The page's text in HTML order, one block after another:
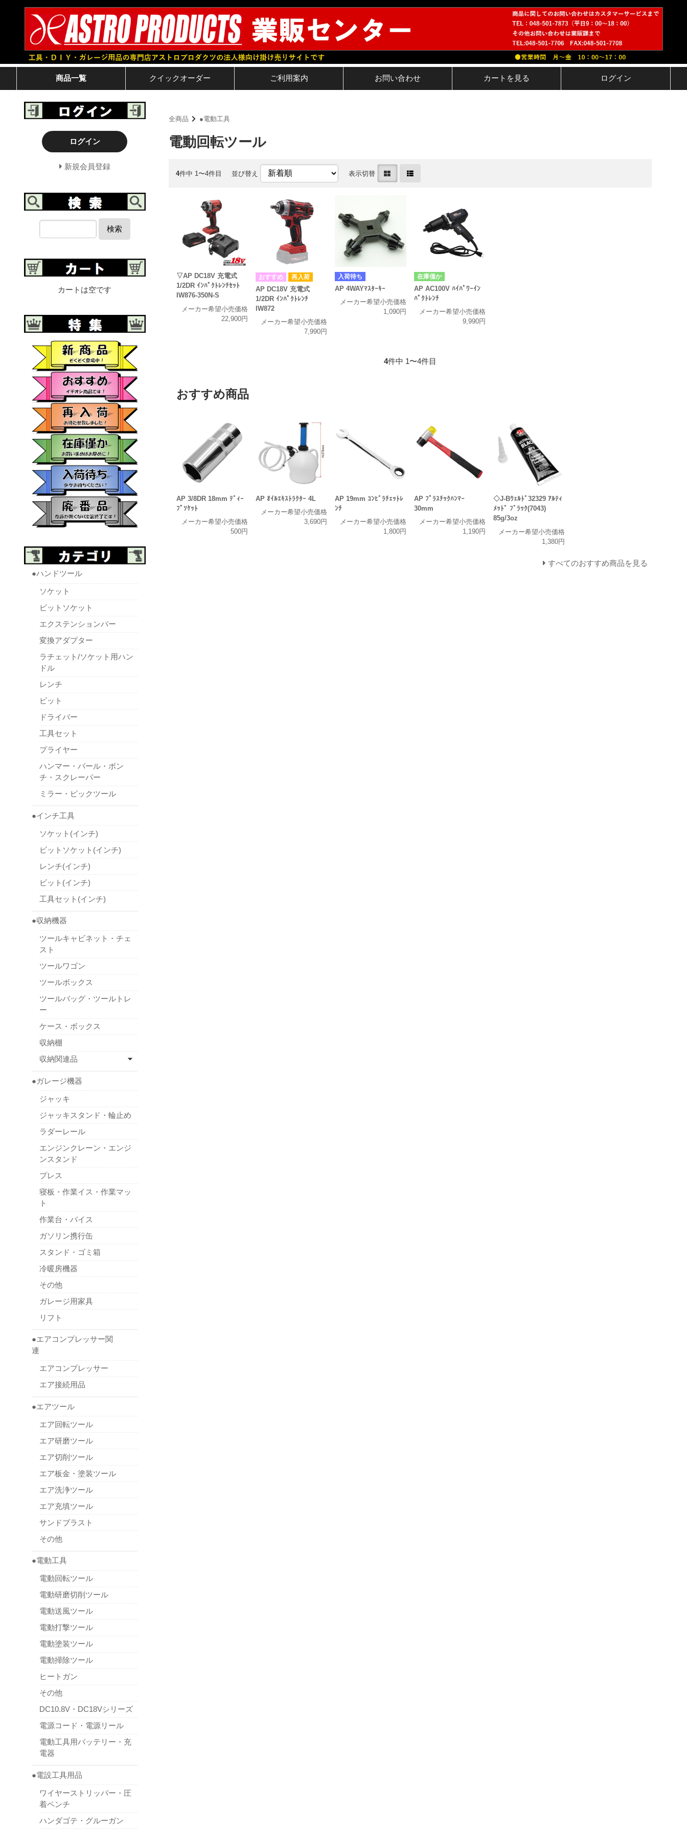
商品一覧 クイックオーダー ご利用案内 お問い合わせ カートを見る ログイン
全商品 ●電動工具
電動回転ツール
4件中 1〜4件目 並び替え 表示切替
▽AP DC18V 充電式
1/2DR ｲﾝﾊﾟｸﾄﾚﾝﾁｾｯﾄ
IW876-350N-S
メーカー希望小売価格
22,900円
再入荷
AP DC18V 充電式
1/2DR ｲﾝﾊﾟｸﾄﾚﾝﾁ
IW872
メーカー希望小売価格
7,990円
入荷待ち
AP 4WAYﾏｽﾀｰｷｰ
メーカー希望小売価格
1,090円
在庫僅か
AP AC100V ﾊｲﾊﾟﾜｰｲﾝ
ﾊﾟｸﾄﾚﾝﾁ
メーカー希望小売価格
9,990円
4件中 1〜4件目
おすすめ商品
AP 3/8DR 18mm ﾃﾞｨｰ
ﾌﾟｿｹｯﾄ
メーカー希望小売価格
500円
AP ｵｲﾙｴｷｽﾄﾗｸﾀｰ 4L
メーカー希望小売価格
3,690円
AP 19mm ｺﾝﾋﾞﾗﾁｪｯﾄﾚ
ﾝﾁ
メーカー希望小売価格
1,800円
AP ﾌﾟﾗｽﾁｯｸﾊﾝﾏｰ
30mm
メーカー希望小売価格
1,190円
◇J-Bｳｪﾙﾄﾞ32329 ｱﾙﾃｨ
ﾒｯﾄﾞ ﾌﾞﾗｯｸ(7043)
85g/3oz
メーカー希望小売価格
1,380円
すべてのおすすめ商品を見る
ログイン
新規会員登録
検索
カートは空です
●ハンドツール
ソケット
ビットソケット
エクステンションバー
変換アダプター
ラチェット/ソケット用ハン
ドル
レンチ
ビット
ドライバー
工具セット
プライヤー
ハンマー・バール・ポン
チ・スクレーパー
ミラー・ピックツール
●インチ工具
ソケット(インチ)
ビットソケット(インチ)
レンチ(インチ)
ビット(インチ)
工具セット(インチ)
●収納機器
ツールキャビネット・チェ
スト
ツールワゴン
ツールボックス
ツールバッグ・ツールトレ
ー
ケース・ボックス
収納棚
収納関連品
●ガレージ機器
ジャッキ
ジャッキスタンド・輪止め
ラダーレール
エンジンクレーン・エンジ
ンスタンド
プレス
寝板・作業イス・作業マッ
ト
作業台・バイス
ガソリン携行缶
スタンド・ゴミ箱
冷暖房機器
その他
ガレージ用家具
リフト
●エアコンプレッサー関
連
エアコンプレッサー
エア接続用品
●エアツール
エア回転ツール
エア研磨ツール
エア切削ツール
エア板金・塗装ツール
エア洗浄ツール
エア充填ツール
サンドブラスト
その他
●電動工具
電動回転ツール
電動研磨切削ツール
電動送風ツール
電動打撃ツール
電動塗装ツール
電動掃除ツール
ヒートガン
その他
DC10.8V・DC18Vシリーズ
電源コード・電源リール
電動工具用バッテリー・充
電器
●電設工具用品
ワイヤーストリッパー・圧
着ペンチ
ハンダゴテ・グルーガン